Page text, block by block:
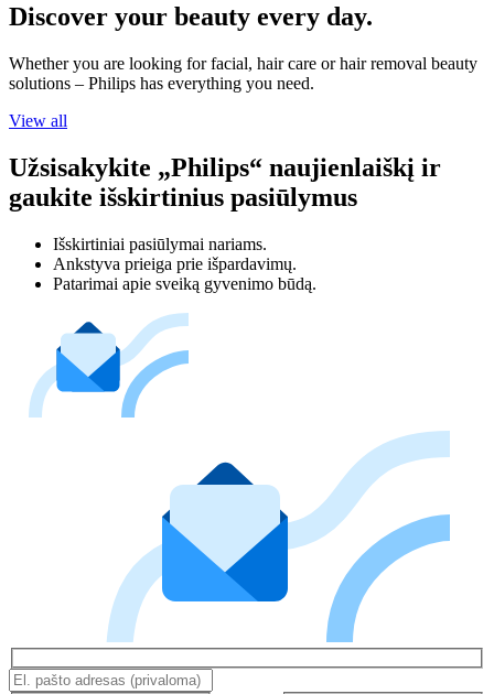
Discover your beauty every day.
Whether you are looking for facial, hair care or hair removal beauty
solutions – Philips has everything you need.
View all
Užsisakykite „Philips“ naujienlaiškį ir
gaukite išskirtinius pasiūlymus
Išskirtiniai pasiūlymai nariams.
Ankstyva prieiga prie išpardavimų.
Patarimai apie sveiką gyvenimo būdą.